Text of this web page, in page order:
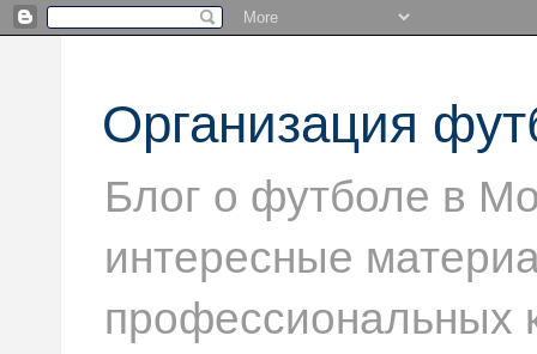
Организация
Блог о футболе в
интересные
профессиональных